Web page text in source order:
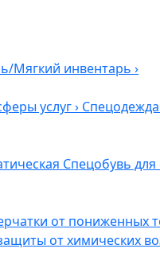
Мягкий инвентарь ›
услуг›
Спецобувь для
от пониженных
от химических